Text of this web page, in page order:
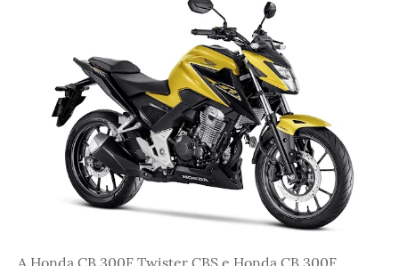
A Honda CB 300F Twister CBS e Honda CB 300F